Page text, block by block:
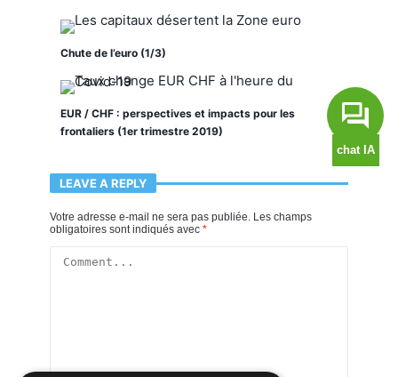
Chute de l’euro (1/3)
EUR / CHF : perspectives et impacts pour les
frontaliers (1er trimestre 2019)
LEAVE A REPLY
Votre adresse e-mail ne sera pas publiée. Les champs
obligatoires sont indiqués avec *